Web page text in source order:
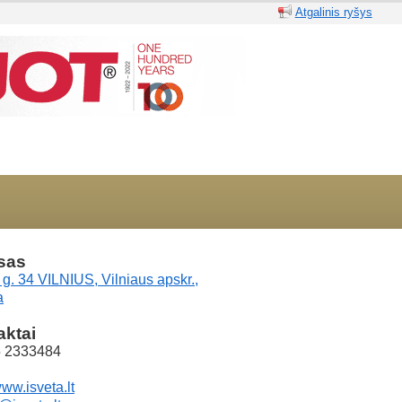
Atgalinis ryšys
g. 34 VILNIUS, Vilniaus apskr.,
2333484